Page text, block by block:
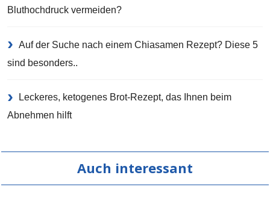
Bluthochdruck vermeiden?
Auf der Suche nach einem Chiasamen Rezept? Diese 5
sind besonders..
Leckeres, ketogenes Brot-Rezept, das Ihnen beim
Abnehmen hilft
Auch interessant